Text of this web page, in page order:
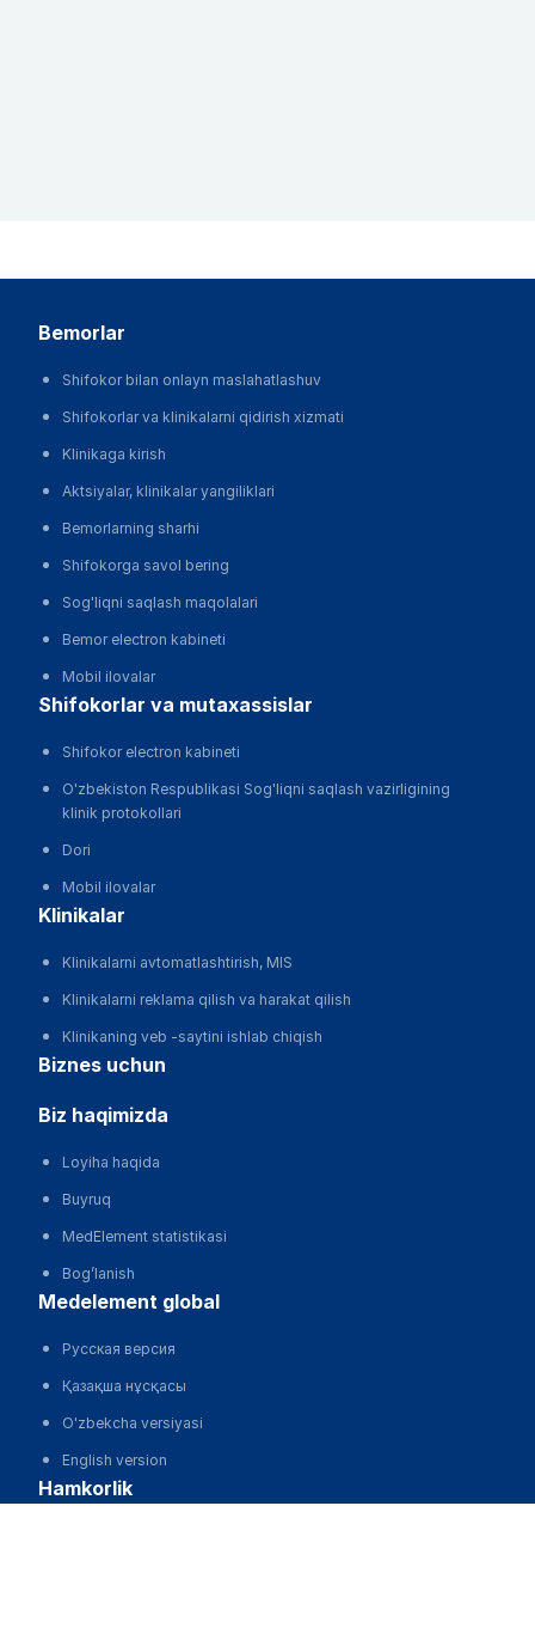
bemorlar
Shifokor bilan onlayn maslahatlashuv
Shifokorlar va klinikalarni qidirish xizmati
Klinikaga kirish
Aktsiyalar, klinikalar yangiliklari
Bemorlarning sharhi
Shifokorga savol bering
Sog'liqni saqlash maqolalari
Bemor electron kabineti
Mobil ilovalar
shifokorlar va mutaxassislar
Shifokor electron kabineti
O'zbekiston Respublikasi Sog'liqni saqlash vazirligining
klinik protokollari
Dori
Mobil ilovalar
klinikalar
Klinikalarni avtomatlashtirish, MIS
Klinikalarni reklama qilish va harakat qilish
Klinikaning veb -saytini ishlab chiqish
biznes uchun
biz haqimizda
Loyiha haqida
Buyruq
MedElement statistikasi
Bog’lanish
medelement global
Русская версия
Қазақша нұсқасы
O'zbekcha versiyasi
English version
hamkorlik